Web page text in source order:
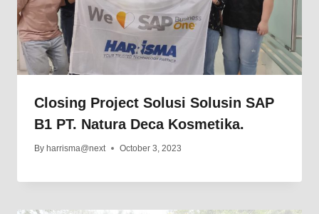
Closing Project Solusi Solusin SAP
B1 PT. Natura Deca Kosmetika.
By harrisma@next October 3, 2023